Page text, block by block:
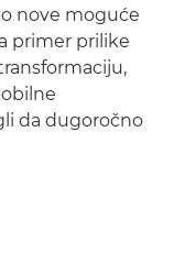
nove moguće
primer prilike
da dugoročno